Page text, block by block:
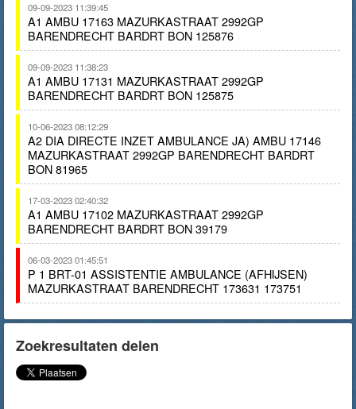
09-09-2023 11:39:45
A1 AMBU 17163 MAZURKASTRAAT 2992GP
BARENDRECHT BARDRT BON 125876
09-09-2023 11:38:23
A1 AMBU 17131 MAZURKASTRAAT 2992GP
BARENDRECHT BARDRT BON 125875
10-06-2023 08:12:29
A2 DIA DIRECTE INZET AMBULANCE JA) AMBU 17146
MAZURKASTRAAT 2992GP BARENDRECHT BARDRT
BON 81965
17-03-2023 02:40:32
A1 AMBU 17102 MAZURKASTRAAT 2992GP
BARENDRECHT BARDRT BON 39179
06-03-2023 01:45:51
P 1 BRT-01 ASSISTENTIE AMBULANCE (AFHIJSEN)
MAZURKASTRAAT BARENDRECHT 173631 173751
Zoekresultaten delen